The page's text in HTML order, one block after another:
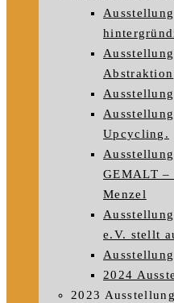
Abstraktion
Upcycling.
GEMALT –
Menzel
e.V. stellt
2024
2023